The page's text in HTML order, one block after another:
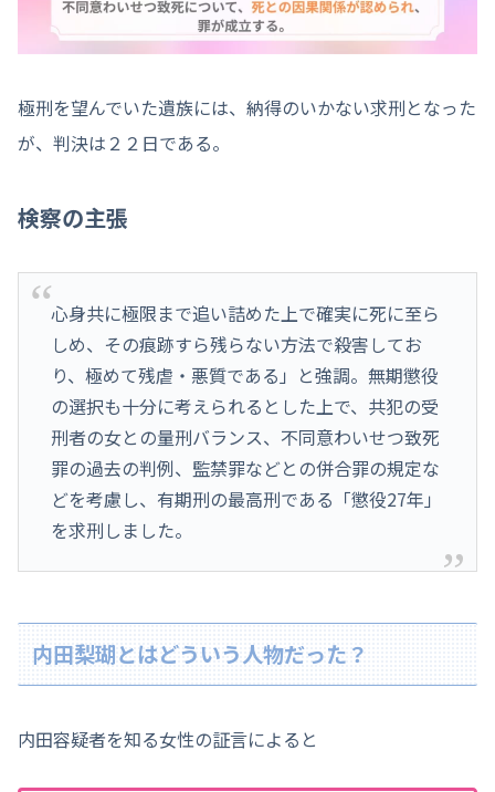
極刑を望んでいた遺族には、納得のいかない求刑となった
が、判決は２２日である。
検察の主張
心身共に極限まで追い詰めた上で確実に死に至ら
しめ、その痕跡すら残らない方法で殺害してお
り、極めて残虐・悪質である」と強調。無期懲役
の選択も十分に考えられるとした上で、共犯の受
刑者の女との量刑バランス、不同意わいせつ致死
罪の過去の判例、監禁罪などとの併合罪の規定な
どを考慮し、有期刑の最高刑である「懲役27年」
を求刑しました。
内田梨瑚とはどういう人物だった？
内田容疑者を知る女性の証言によると